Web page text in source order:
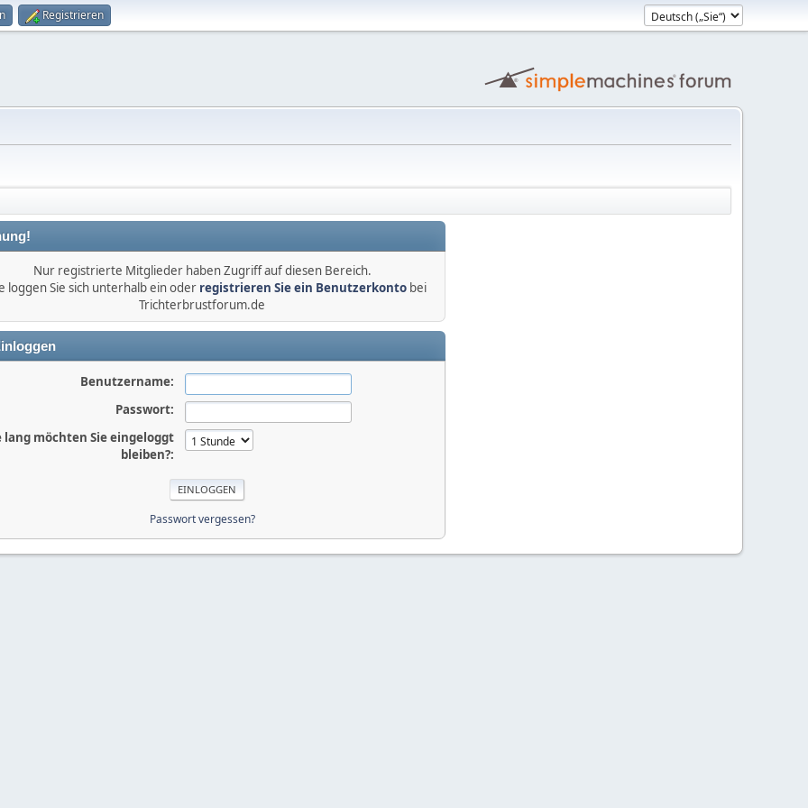
Registrieren
Nur registrierte Mitglieder haben Zugriff auf diesen Bereich.
loggen Sie sich unterhalb ein oder registrieren Sie ein Benutzerkontobei
Trichterbrustforum.de
Benutzername:
Passwort:
lang möchten Sie eingeloggt
bleiben?:
Passwort vergessen?